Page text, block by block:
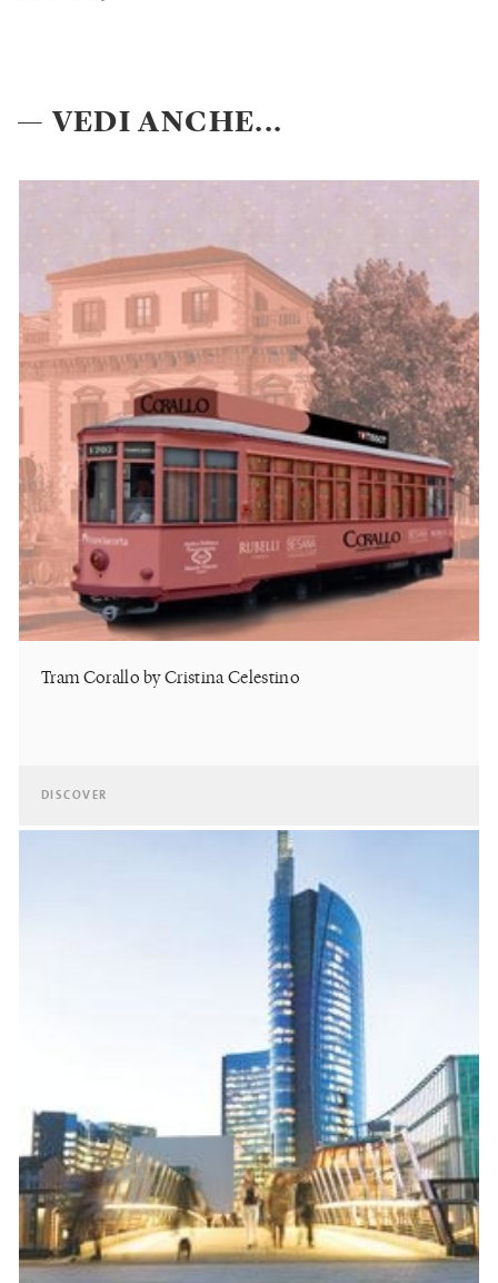
— VEDI ANCHE...
Tram Corallo by Cristina Celestino
DISCOVER